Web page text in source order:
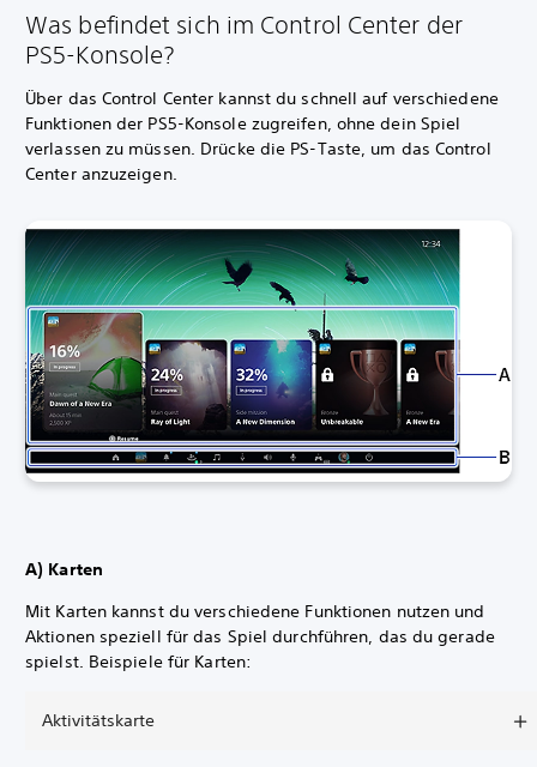
Was befindet sich im Control Center der
PS5-Konsole?
Über das Control Center kannst du schnell auf verschiedene
Funktionen der PS5-Konsole zugreifen, ohne dein Spiel
verlassen zu müssen. Drücke die PS-Taste, um das Control
Center anzuzeigen.
A) Karten
Mit Karten kannst du verschiedene Funktionen nutzen und
Aktionen speziell für das Spiel durchführen, das du gerade
spielst. Beispiele für Karten:
Aktivitätskarte